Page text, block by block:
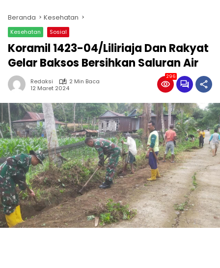
Beranda Kesehatan
Kesehatan Sosial
Koramil 1423-04/Liliriaja Dan Rakyat
Gelar Baksos Bersihkan Saluran Air
Redaksi
2 Min Baca
12 Maret 2024
296